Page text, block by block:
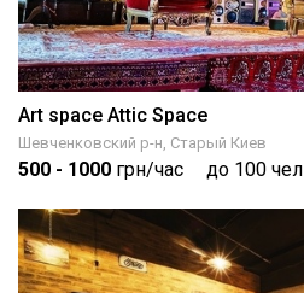
Art space Attic Space
Шевченковский р-н, Старый Киев
500 - 1000 грн/час до 100 чел